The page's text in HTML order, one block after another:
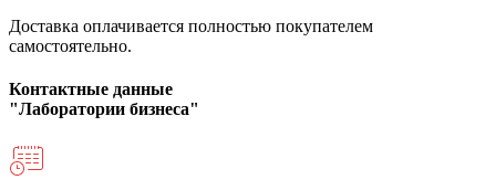
Доставка оплачивается полностью покупателем
самостоятельно.
Контактные данные
"Лаборатории бизнеса"